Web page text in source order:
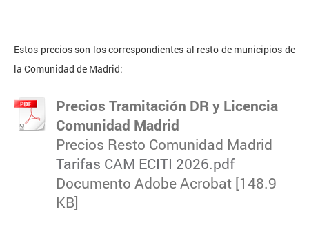
Estos precios son los correspondientes al resto de municipios de
la Comunidad de Madrid:
Precios Tramitación DR y Licencia
Comunidad Madrid
Precios Resto Comunidad Madrid
Tarifas CAM ECITI 2026.pdf
Documento Adobe Acrobat [148.9
KB]